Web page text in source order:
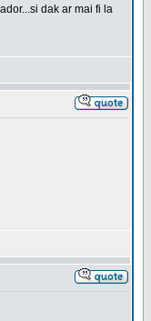
dak ar mai fi la